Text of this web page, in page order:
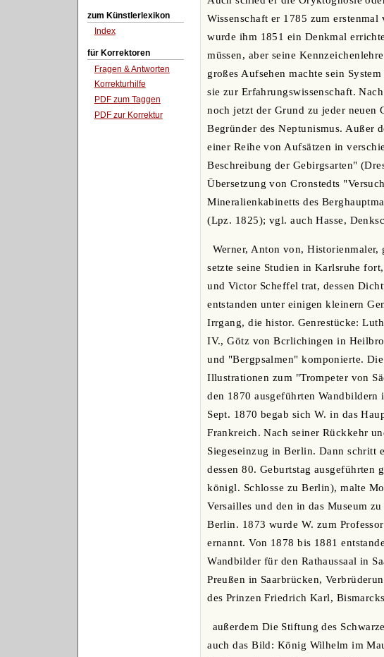
zum Künstlerlexikon
Index
für Korrektoren
Fragen & Antworten
Korrekturhilfe
PDF zum Taggen
PDF zur Korrektur
Wissenschaft er 1785 zum
wurde ihm 1851 ein Denkmal
müssen, aber seine
großes Aufsehen machte sein
sie zur Erfahrungswissenschaft.
noch jetzt der Grund zu jeder neuen
Begründer des Neptunismus. Außer
einer Reihe von Aufsätzen in
Beschreibung der Gebirgsarten"
Übersetzung von Cronstedts
Mineralienkabinetts des
(Lpz. 1825); vgl. auch Hasse,
Werner, Anton von,
setzte seine Studien in Karlsruhe
und Victor Scheffel trat, dessen
entstanden unter einigen kleinern
Irrgang, die histor. Genrestücke:
IV., Götz von Bcrlichingen in
und "Bergpsalmen" komponierte.
Illustrationen zum "Trompeter von
den 1870 ausgeführten
Sept. 1870 begab sich W. in das
Frankreich. Nach seiner Rückkehr
Siegeseinzug in Berlin. Dann schritt
dessen 80. Geburtstag
königl. Schlosse zu Berlin), malte
Versailles und den in das Museum
Berlin. 1873 wurde W. zum
ernannt. Von 1878 bis 1881
Wandbilder für den Rathaussaal in
Preußen in Saarbrücken,
des Prinzen Friedrich Karl,
außerdem Die Stiftung des
auch das Bild: König Wilhelm im